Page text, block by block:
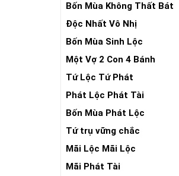
Bốn Mùa Không Thất Bát
Độc Nhất Vô Nhị
Bốn Mùa Sinh Lộc
Một Vợ 2 Con 4 Bánh
Tứ Lộc Tứ Phát
Phát Lộc Phát Tài
Bốn Mùa Phát Lộc
Tứ trụ vững chắc
Mãi Lộc Mãi Lộc
Mãi Phát Tài